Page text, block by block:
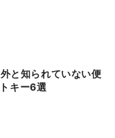
と知られていない便
キー6選